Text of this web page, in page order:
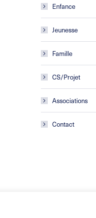
Enfance
Jeunesse
Famille
CS/Projet
Associations
Contact